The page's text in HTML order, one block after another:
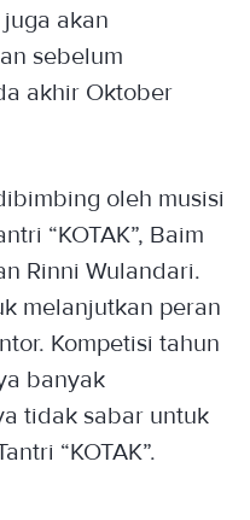
akan
sebelum
akhir Oktober
oleh musisi
“KOTAK”, Baim
Rinni Wulandari.
melanjutkan peran
Kompetisi tahun
banyak
tidak sabar untuk
“KOTAK”.